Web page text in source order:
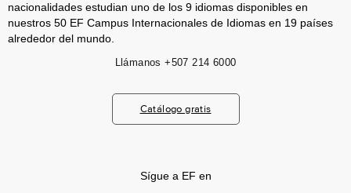
nacionalidades estudian uno de los 9 idiomas disponibles en
nuestros 50 EF Campus Internacionales de Idiomas en 19 países
alrededor del mundo.
Llámanos +507 214 6000
Catálogo gratis
Sígue a EF en